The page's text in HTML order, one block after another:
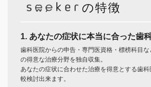
の特徴
1. あなたの症状に本当に合った歯
歯科医院からの申告・専門医資格・標榜科目な
の得意な治療分野を独自収集。
あなたの症状に合わせた治療を得意とする歯
較検討出来ます。